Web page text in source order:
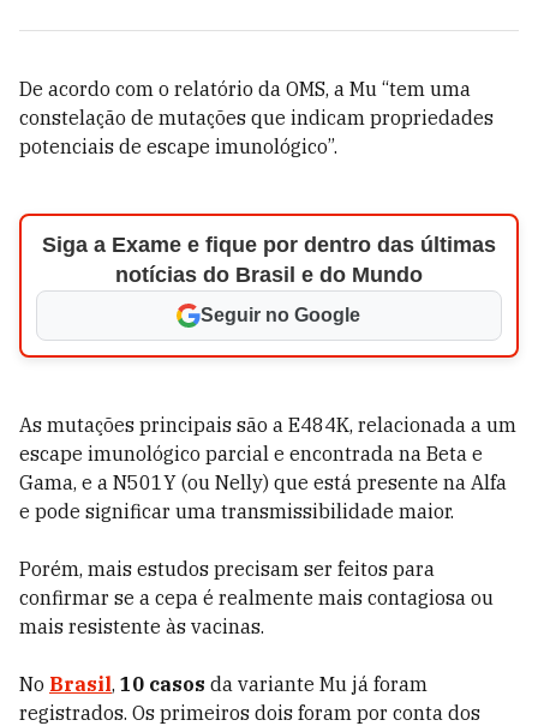
De acordo com o relatório da OMS, a Mu “tem uma
constelação de mutações que indicam propriedades
potenciais de escape imunológico”.
Siga a Exame e fique por dentro das últimas
notícias do Brasil e do Mundo
Seguir no Google
As mutações principais são a E484K, relacionada a um
escape imunológico parcial e encontrada na Beta e
Gama, e a N501Y (ou Nelly) que está presente na Alfa
e pode significar uma transmissibilidade maior.
Porém, mais estudos precisam ser feitos para
confirmar se a cepa é realmente mais contagiosa ou
mais resistente às vacinas.
No Brasil, 10 casos da variante Mu já foram
registrados. Os primeiros dois foram por conta dos